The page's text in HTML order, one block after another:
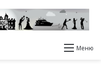
Меню